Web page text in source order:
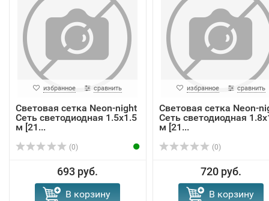
избранное сравнить
Световая сетка Neon-night
Сеть светодиодная 1.5х1.5
м [21...
(0)
693 руб.
В корзину
избранное сравнить
Световая сетка Neon-
Сеть светодиодная
м [21...
(0)
720 руб.
В корзину